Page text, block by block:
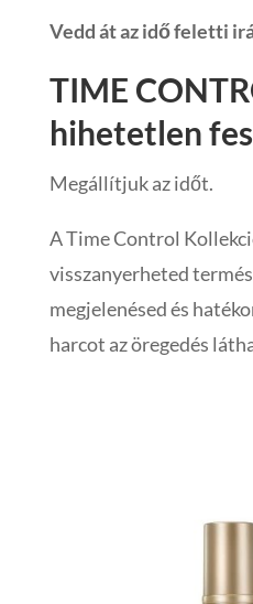
Vedd át az idő feletti
TIME
hihetetlen
Megállítjuk az időt.
A Time Control
visszanyerheted
megjelenésed és
harcot az öregedés